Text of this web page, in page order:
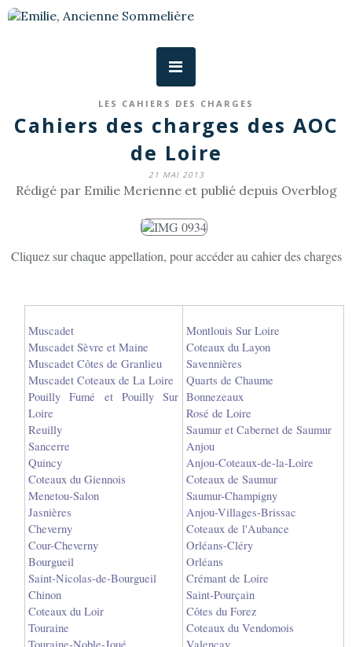
LES CAHIERS DES CHARGES
Cahiers des charges des AOC
de Loire
21 MAI 2013
Rédigé par Emilie Merienne et publié depuis Overblog
Cliquez sur chaque appellation, pour accéder au cahier des charges
Muscadet
Muscadet Sèvre et Maine
Muscadet Côtes de Granlieu
Muscadet Coteaux de La Loire
Pouilly Fumé et Pouilly Sur
Loire
Reuilly
Sancerre
Quincy
Coteaux du Giennois
Menetou-Salon
Jasnières
Cheverny
Cour-Cheverny
Bourgueil
Saint-Nicolas-de-Bourgueil
Chinon
Coteaux du Loir
Touraine
Montlouis Sur Loire
Coteaux du Layon
Savennières
Quarts de Chaume
Bonnezeaux
Rosé de Loire
Saumur et Cabernet de Saumur
Anjou
Anjou-Coteaux-de-la-Loire
Coteaux de Saumur
Saumur-Champigny
Anjou-Villages-Brissac
Coteaux de l'Aubance
Orléans-Cléry
Orléans
Crémant de Loire
Saint-Pourçain
Côtes du Forez
Coteaux du Vendomois